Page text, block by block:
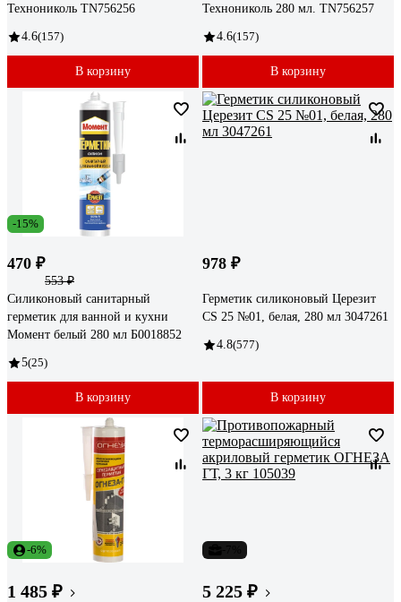
Технониколь TN756256
4.6(157)
В корзину
Технониколь 280 мл. TN756257
4.6(157)
В корзину
-15%
470 ₽
553 ₽
Силиконовый санитарный
герметик для ванной и кухни
Момент белый 280 мл Б0018852
5(25)
В корзину
978 ₽
Герметик силиконовый Церезит
CS 25 №01, белая, 280 мл 3047261
4.8(577)
В корзину
-6%
1 485 ₽ 5 225 ₽